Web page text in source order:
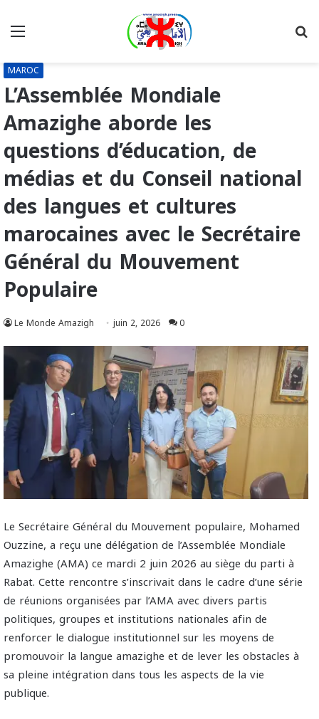
MAROC
L’Assemblée Mondiale
Amazighe aborde les
questions d’éducation, de
médias et du Conseil national
des langues et cultures
marocaines avec le Secrétaire
Général du Mouvement
Populaire
Le Monde Amazigh juin 2, 2026 0
Le Secrétaire Général du Mouvement populaire, Mohamed
Ouzzine, a reçu une délégation de l’Assemblée Mondiale
Amazighe (AMA) ce mardi 2 juin 2026 au siège du parti à
Rabat. Cette rencontre s’inscrivait dans le cadre d’une série
de réunions organisées par l’AMA avec divers partis
politiques, groupes et institutions nationales afin de
renforcer le dialogue institutionnel sur les moyens de
promouvoir la langue amazighe et de lever les obstacles à
sa pleine intégration dans tous les aspects de la vie
publique.